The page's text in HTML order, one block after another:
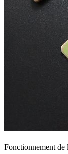
Fonctionnement